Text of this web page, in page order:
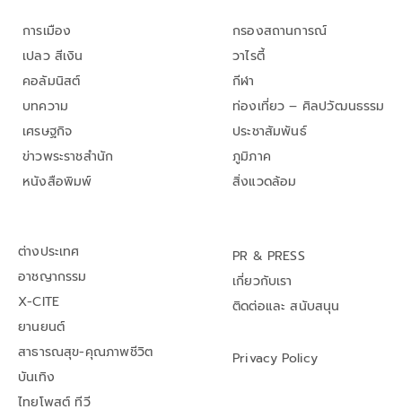
การเมือง
เปลว สีเงิน
คอลัมนิสต์
บทความ
เศรษฐกิจ
ข่าวพระราชสำนัก
หนังสือพิมพ์
กรองสถานการณ์
วาไรตี้
กีฬา
ท่องเที่ยว – ศิลปวัฒนธรรม
ประชาสัมพันธ์
ภูมิภาค
สิ่งแวดล้อม
ต่างประเทศ
อาชญากรรม
X-CITE
ยานยนต์
สาธารณสุข-คุณภาพชีวิต
บันเทิง
ไทยโพสต์ ทีวี
PR & PRESS
เกี่ยวกับเรา
ติดต่อและ สนับสนุน
Privacy Policy